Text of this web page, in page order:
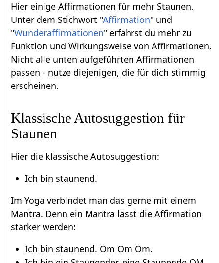
Hier einige Affirmationen für mehr Staunen.
Unter dem Stichwort "Affirmation" und
"Wunderaffirmationen" erfährst du mehr zu
Funktion und Wirkungsweise von Affirmationen.
Nicht alle unten aufgeführten Affirmationen
passen - nutze diejenigen, die für dich stimmig
erscheinen.
Klassische Autosuggestion für
Staunen
Hier die klassische Autosuggestion:
Ich bin staunend.
Im Yoga verbindet man das gerne mit einem
Mantra. Denn ein Mantra lässt die Affirmation
stärker werden:
Ich bin staunend. Om Om Om.